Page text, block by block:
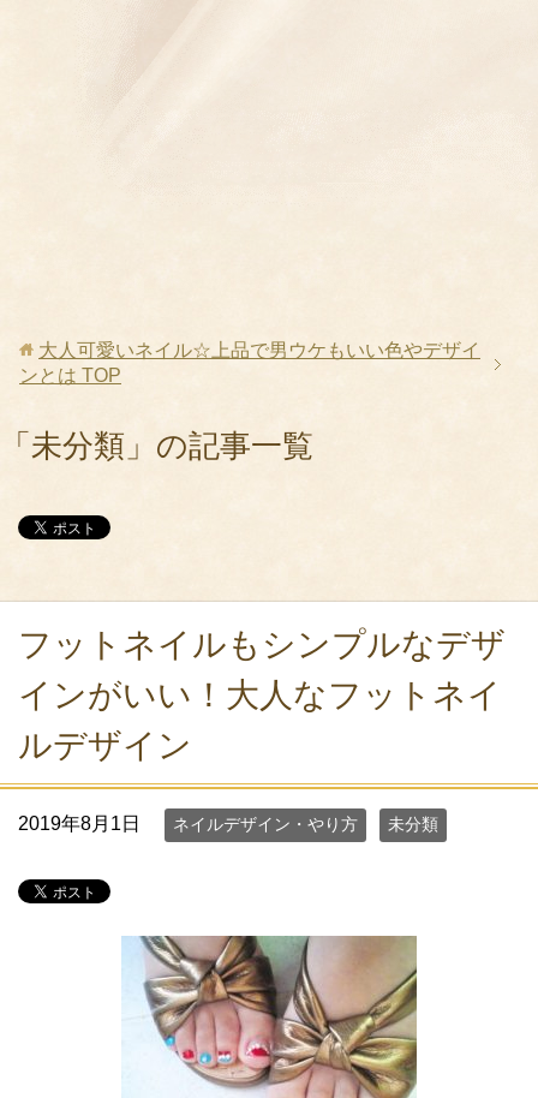
大人可愛いネイル☆上品で男ウケもいい色やデザイ
ンとは TOP
「未分類」の記事一覧
フットネイルもシンプルなデザ
インがいい！大人なフットネイ
ルデザイン
2019年8月1日 ネイルデザイン・やり方 未分類